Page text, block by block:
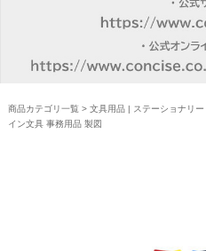
商品カテゴリ一覧 > 文具用品 | ステーショナリー
イン文具 事務用品 製図